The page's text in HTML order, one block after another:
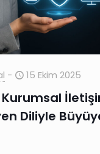
- 15 Ekim 2025
Diliyle